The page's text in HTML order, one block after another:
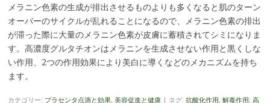
メラニン色素の生成が排出させるものよりも多くなると肌のターン
オーバーのサイクルが乱れることになるので、メラニン色素の排出
が滞った際に大量のメラニン色素が皮膚に蓄積されてシミになりま
す。高濃度グルタチオンはメラニンを生成させない作用と黒くしな
い作用、2つの作用効果により美白に導くなどのメカニズムを持ち
ます。
カテゴリー: プラセンタ点滴と効果, 美容促進と健康 | タグ: 抗酸化作用, 解毒作用, 高